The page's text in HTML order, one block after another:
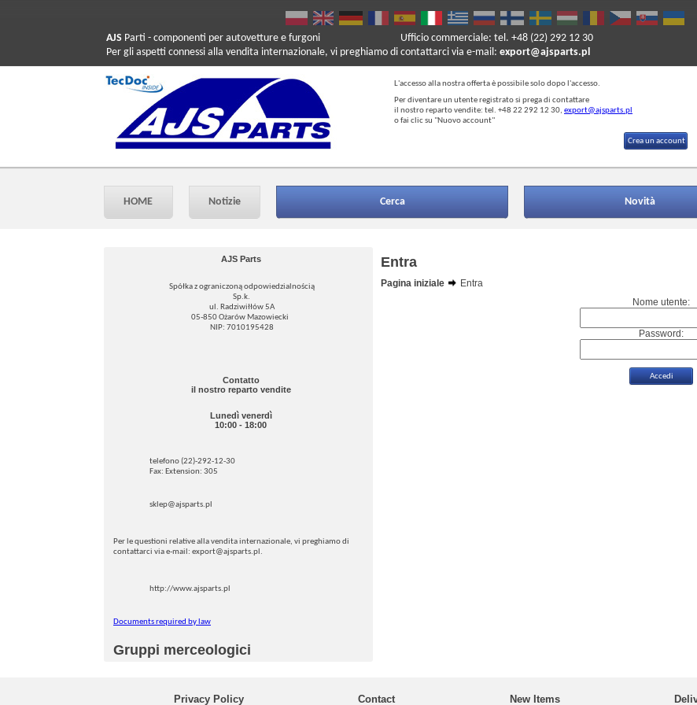
AJS Parti - componenti per autovetture e furgoni
Per gli aspetti connessi alla vendita internazionale, vi preghiamo di contattarci via e-mail: export@ajsparts.pl
Ufficio commerciale: tel. +48 (22) 292 12 30
L'accesso alla nostra offerta è possibile solo dopo l'accesso.
Per diventare un utente registrato si prega di contattare
il nostro reparto vendite: tel. +48 22 292 12 30, export@ajsparts.pl
o fai clic su "Nuovo account"
Crea un account
HOME Notizie Cerca Novità
AJS Parts
Spółka z ograniczoną odpowiedzialnością
Sp.k.
ul. Radziwiłłów 5A
05-850 Ożarów Mazowiecki
NIP: 7010195428
Contatto
il nostro reparto vendite
Lunedì venerdì
10:00 - 18:00
telefono (22)-292-12-30
Fax: Extension: 305
sklep@ajsparts.pl
Per le questioni relative alla vendita internazionale, vi preghiamo di
contattarci via e-mail: export@ajsparts.pl.
http://www.ajsparts.pl
Documents required by law
Gruppi merceologici
Entra
Pagina iniziale
Entra
Nome utente:
Password:
Privacy Policy Contact New Items